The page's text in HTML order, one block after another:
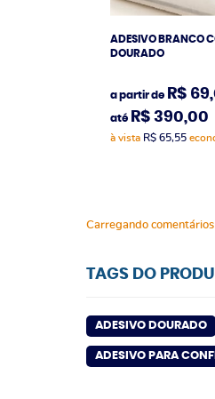
ADESIVO BRANCO
DOURADO
a partir de R$
até R$ 390,00
à vista R$ 65,55
Carregando comentários
TAGS DO
ADESIVO DOURADO
ADESIVO PARA